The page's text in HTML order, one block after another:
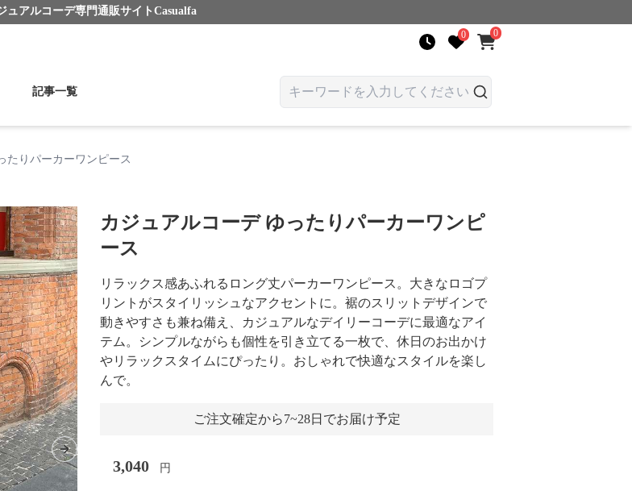
ュアルコーデ専門通販サイト Casualfa
0 0
記事一覧
たりパーカーワンピース
Next slide
カジュアルコーデ ゆったりパーカーワンピ
ース
リラックス感あふれるロング丈パーカーワンピース。大きなロゴプ
リントがスタイリッシュなアクセントに。裾のスリットデザインで
動きやすさも兼ね備え、カジュアルなデイリーコーデに最適なアイ
テム。シンプルながらも個性を引き立てる一枚で、休日のお出かけ
やリラックスタイムにぴったり。おしゃれで快適なスタイルを楽し
んで。
ご注文確定から7~28日でお届け予定
3,040 円